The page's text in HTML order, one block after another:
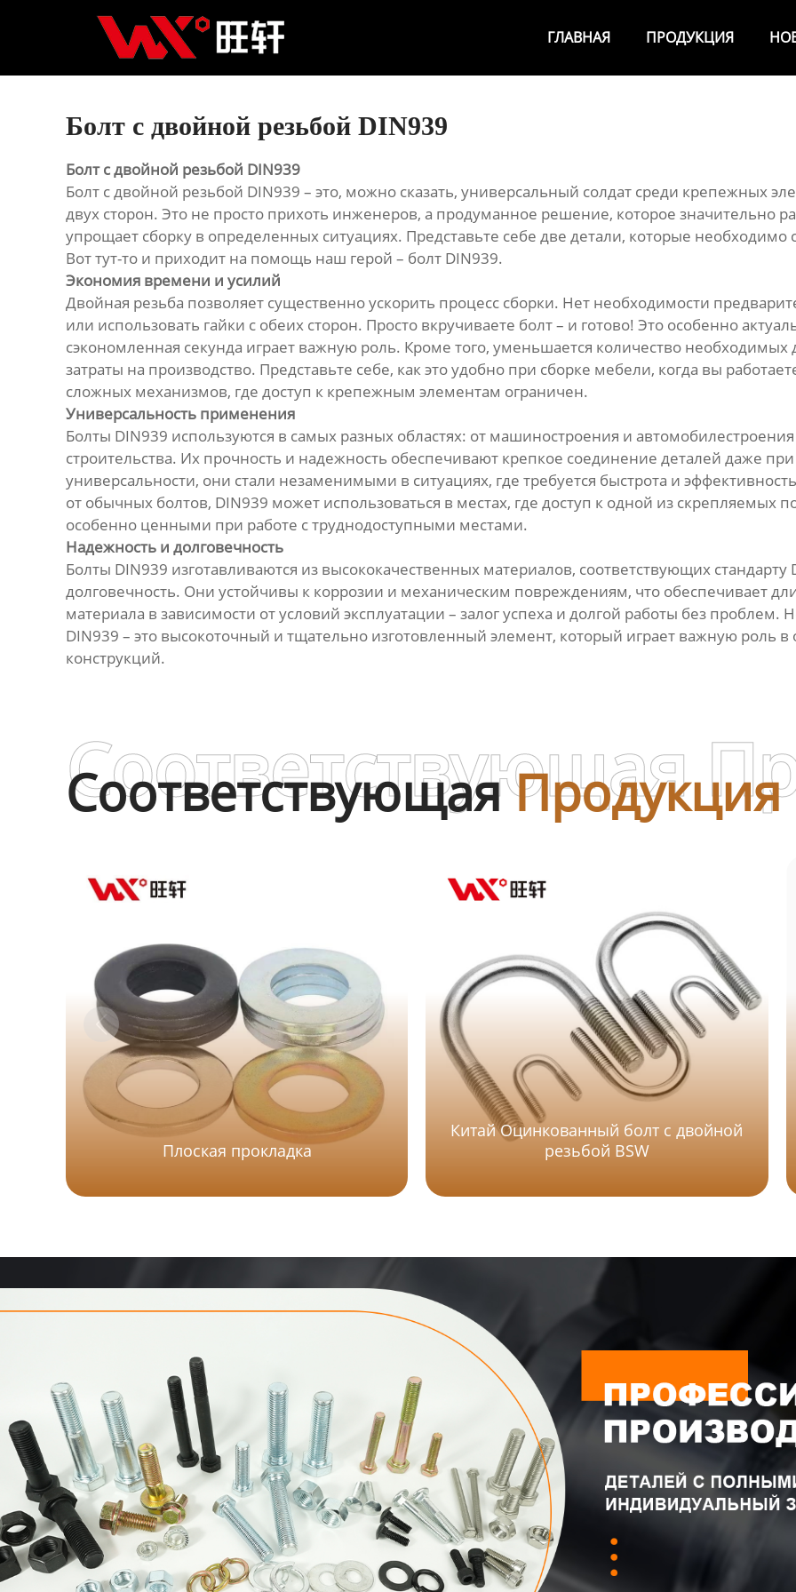
ГЛАВНАЯ ПРОДУКЦИЯ
Болт с двойной резьбой DIN939
Болт с двойной резьбой DIN939
Болт с двойной резьбой DIN939 – это, можно сказать, универсальный солдат среди крепежных
двух сторон. Это не просто прихоть инженеров, а продуманное решение, которое значительно
упрощает сборку в определенных ситуациях. Представьте себе две детали, которые необходимо
Вот тут-то и приходит на помощь наш герой – болт DIN939.
Экономия времени и усилий
Двойная резьба позволяет существенно ускорить процесс сборки. Нет необходимости
или использовать гайки с обеих сторон. Просто вкручиваете болт – и готово! Это особенно
сэкономленная секунда играет важную роль. Кроме того, уменьшается количество необходимых
затраты на производство. Представьте себе, как это удобно при сборке мебели, когда вы
сложных механизмов, где доступ к крепежным элементам ограничен.
Универсальность применения
Болты DIN939 используются в самых разных областях: от машиностроения и
строительства. Их прочность и надежность обеспечивают крепкое соединение деталей даже
универсальности, они стали незаменимыми в ситуациях, где требуется быстрота и
от обычных болтов, DIN939 может использоваться в местах, где доступ к одной из скрепляемых
особенно ценными при работе с труднодоступными местами.
Надежность и долговечность
Болты DIN939 изготавливаются из высококачественных материалов, соответствующих стандарту
долговечность. Они устойчивы к коррозии и механическим повреждениям, что обеспечивает
материала в зависимости от условий эксплуатации – залог успеха и долгой работы без проблем.
DIN939 – это высокоточный и тщательно изготовленный элемент, который играет важную роль
конструкций.
СоответствующаяПродукция
Соответствующая
Плоская прокладка
Китай Оцинкованный болт с двойной
резьбой BSW